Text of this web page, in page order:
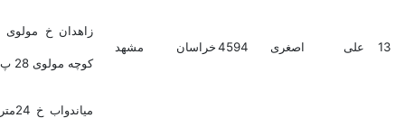
علی 4594 خراسان مشهد
زاهدان خ مولوی عبدلزیز
کوچه مولوی 28 پ 146
میاندواب خ 24متری امام